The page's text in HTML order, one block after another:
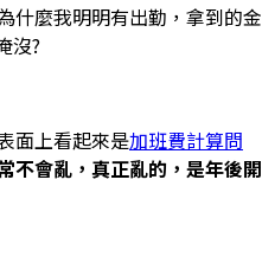
什麼我明明有出勤，拿到的金
沒?
面上看起來是加班費計算問
不會亂，真正亂的，是年後開